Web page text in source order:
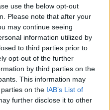
use the below opt-out
Please note that after your
may continue seeing
information utilized by
to third parties prior to
opt-out of the further
by third parties on the
This information may
on the IAB’s List of
further disclose it to other
posso fare a meno di
il suo percorso e a
e determinazione ci
tu, sei pronta a scoprire